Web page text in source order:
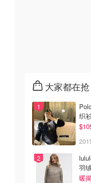
大家都在抢
Polo
织
羽
暖